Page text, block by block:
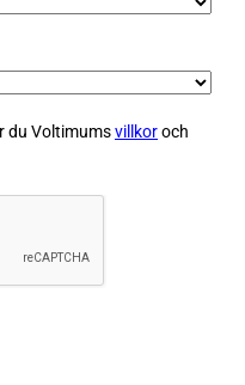
du Voltimumsvillkoroch